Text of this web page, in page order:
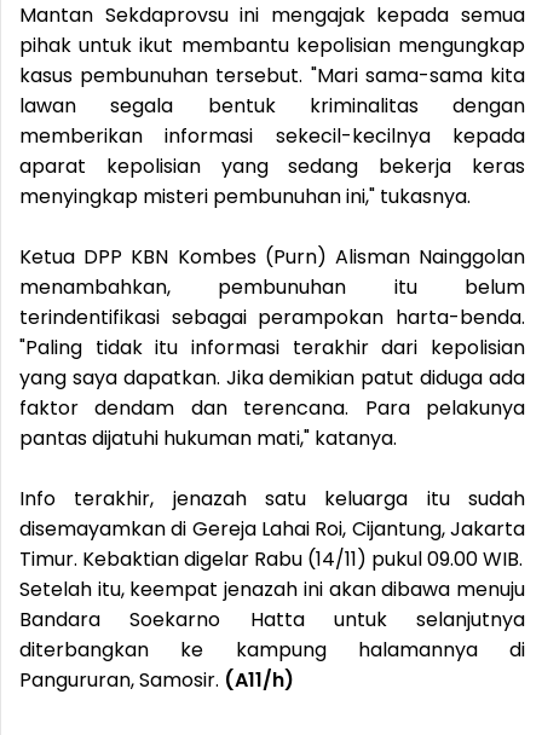
Mantan Sekdaprovsu ini mengajak kepada semua
pihak untuk ikut membantu kepolisian mengungkap
kasus pembunuhan tersebut. "Mari sama-sama kita
lawan segala bentuk kriminalitas dengan
memberikan informasi sekecil-kecilnya kepada
aparat kepolisian yang sedang bekerja keras
menyingkap misteri pembunuhan ini," tukasnya.
Ketua DPP KBN Kombes (Purn) Alisman Nainggolan
menambahkan, pembunuhan itu belum
terindentifikasi sebagai perampokan harta-benda.
"Paling tidak itu informasi terakhir dari kepolisian
yang saya dapatkan. Jika demikian patut diduga ada
faktor dendam dan terencana. Para pelakunya
pantas dijatuhi hukuman mati," katanya.
Info terakhir, jenazah satu keluarga itu sudah
disemayamkan di Gereja Lahai Roi, Cijantung, Jakarta
Timur. Kebaktian digelar Rabu (14/11) pukul 09.00 WIB.
Setelah itu, keempat jenazah ini akan dibawa menuju
Bandara Soekarno Hatta untuk selanjutnya
diterbangkan ke kampung halamannya di
Pangururan, Samosir. (A11/h)